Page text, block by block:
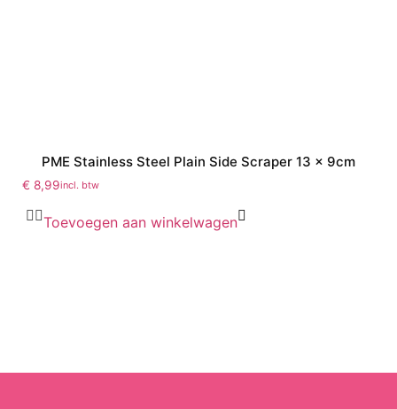
PME Stainless Steel Plain Side Scraper 13 x 9cm
€ 8,99incl. btw
Toevoegen aan winkelwagen